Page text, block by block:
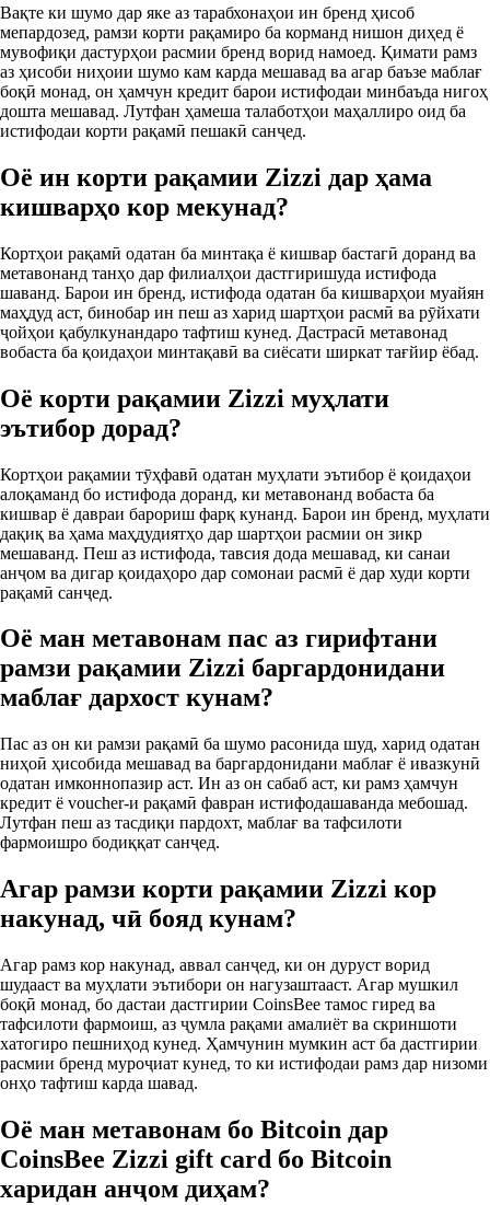
Вақте ки шумо дар яке аз тарабхонаҳои ин бренд ҳисоб
мепардозед, рамзи корти рақамиро ба корманд нишон диҳед ё
мувофиқи дастурҳои расмии бренд ворид намоед. Қимати рамз
аз ҳисоби ниҳоии шумо кам карда мешавад ва агар баъзе маблағ
боқӣ монад, он ҳамчун кредит барои истифодаи минбаъда нигоҳ
дошта мешавад. Лутфан ҳамеша талаботҳои маҳаллиро оид ба
истифодаи корти рақамӣ пешакӣ санҷед.
Оё ин корти рақамии Zizzi дар ҳама
кишварҳо кор мекунад?
Кортҳои рақамӣ одатан ба минтақа ё кишвар бастагӣ доранд ва
метавонанд танҳо дар филиалҳои дастгиришуда истифода
шаванд. Барои ин бренд, истифода одатан ба кишварҳои муайян
маҳдуд аст, бинобар ин пеш аз харид шартҳои расмӣ ва рӯйхати
ҷойҳои қабулкунандаро тафтиш кунед. Дастрасӣ метавонад
вобаста ба қоидаҳои минтақавӣ ва сиёсати ширкат тағйир ёбад.
Оё корти рақамии Zizzi муҳлати
эътибор дорад?
Кортҳои рақамии тӯҳфавӣ одатан муҳлати эътибор ё қоидаҳои
алоқаманд бо истифода доранд, ки метавонанд вобаста ба
кишвар ё давраи барориш фарқ кунанд. Барои ин бренд, муҳлати
дақиқ ва ҳама маҳдудиятҳо дар шартҳои расмии он зикр
мешаванд. Пеш аз истифода, тавсия дода мешавад, ки санаи
анҷом ва дигар қоидаҳоро дар сомонаи расмӣ ё дар худи корти
рақамӣ санҷед.
Оё ман метавонам пас аз гирифтани
рамзи рақамии Zizzi баргардонидани
маблағ дархост кунам?
Пас аз он ки рамзи рақамӣ ба шумо расонида шуд, харид одатан
ниҳоӣ ҳисобида мешавад ва баргардонидани маблағ ё ивазкунӣ
одатан имконнопазир аст. Ин аз он сабаб аст, ки рамз ҳамчун
кредит ё voucher‑и рақамӣ фавран истифодашаванда мебошад.
Лутфан пеш аз тасдиқи пардохт, маблағ ва тафсилоти
фармоишро бодиққат санҷед.
Агар рамзи корти рақамии Zizzi кор
накунад, чӣ бояд кунам?
Агар рамз кор накунад, аввал санҷед, ки он дуруст ворид
шудааст ва муҳлати эътибори он нагузаштааст. Агар мушкил
боқӣ монад, бо дастаи дастгирии CoinsBee тамос гиред ва
тафсилоти фармоиш, аз ҷумла рақами амалиёт ва скриншоти
хатогиро пешниҳод кунед. Ҳамчунин мумкин аст ба дастгирии
расмии бренд муроҷиат кунед, то ки истифодаи рамз дар низоми
онҳо тафтиш карда шавад.
Оё ман метавонам бо Bitcoin дар
CoinsBee Zizzi gift card бо Bitcoin
харидан анҷом диҳам?